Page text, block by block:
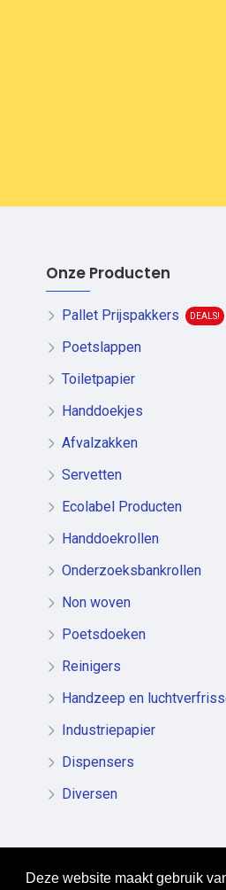
Deze website maakt gebruik
Onze Producten
Pallet Prijspakkers DEALS!
Poetslappen
Toiletpapier
Handdoekjes
Afvalzakken
Servetten
Ecolabel Producten
Handdoekrollen
Onderzoeksbankrollen
Non woven
Poetsdoeken
Reinigers
Handzeep en
Industriepapier
Dispensers
Diversen
Copyright © 2025, Poetslap